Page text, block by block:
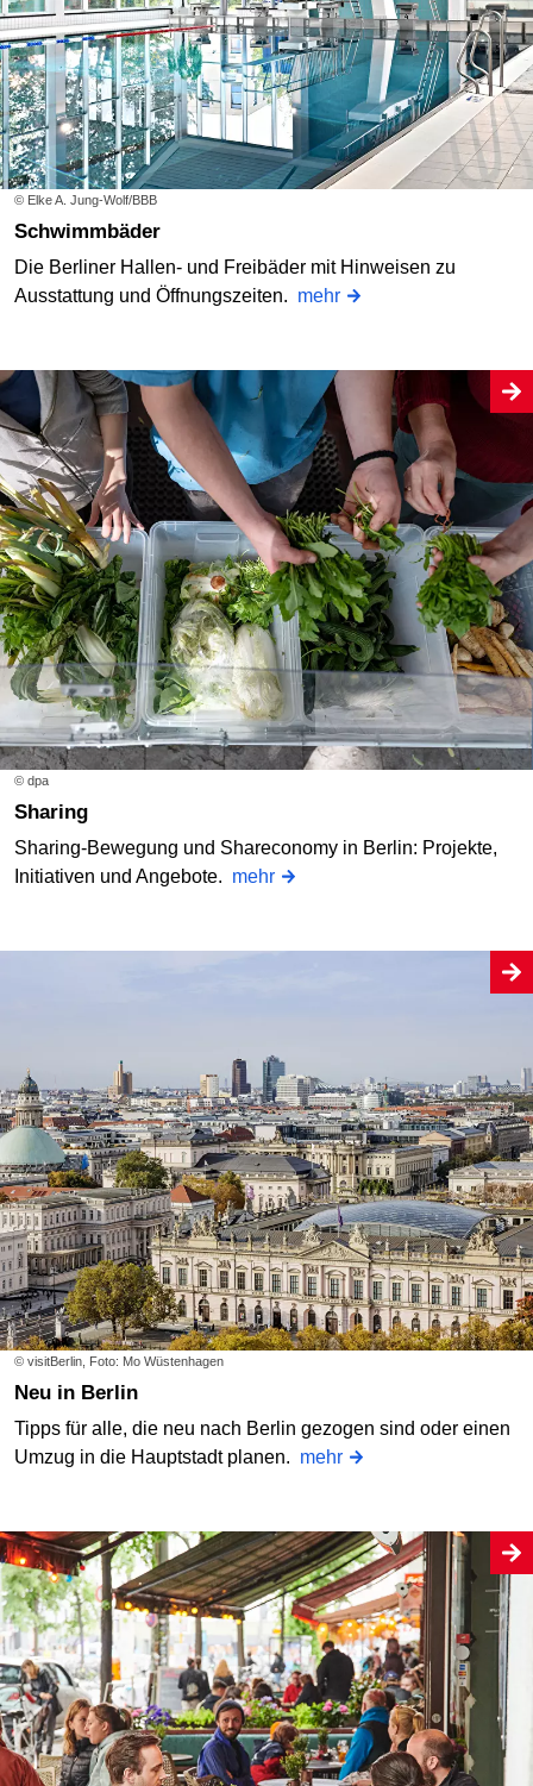
© Elke A. Jung-Wolf/BBB
Schwimmbäder
Die Berliner Hallen- und Freibäder mit Hinweisen zu
Ausstattung und Öffnungszeiten. mehr
© dpa
Sharing
Sharing-Bewegung und Shareconomy in Berlin: Projekte,
Initiativen und Angebote. mehr
© visitBerlin, Foto: Mo Wüstenhagen
Neu in Berlin
Tipps für alle, die neu nach Berlin gezogen sind oder einen
Umzug in die Hauptstadt planen. mehr